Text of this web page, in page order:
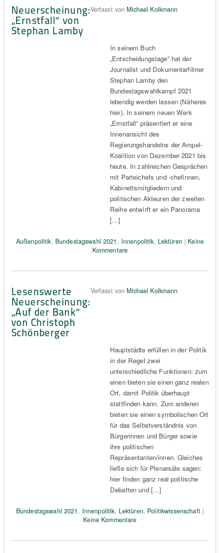
Neuerscheinung:
„Ernstfall“ von
Stephan Lamby
Verfasst von Michael Kolkmann
In seinem Buch
„Entscheidungstage“ hat der
Journalist und Dokumentarfilmer
Stephan Lamby den
Bundestagswahlkampf 2021
lebendig werden lassen (Näheres
hier). In seinem neuen Werk
„Ernstfall“ präsentiert er eine
Innenansicht des
Regierungshandelns der Ampel-
Koalition von Dezember 2021 bis
heute. In zahlreichen Gesprächen
mit Parteichefs und -chefinnen,
Kabinettsmitgliedern und
politischen Akteuren der zweiten
Reihe entwirft er ein Panorama
[…]
Außenpolitik, Bundestagswahl 2021 , Innenpolitik, Lektüren| Keine
Kommentare
Lesenswerte
Neuerscheinung:
„Auf der Bank“
von Christoph
Schönberger
Verfasst von Michael Kolkmann
Hauptstädte erfüllen in der Politik
in der Regel zwei
unterschiedliche Funktionen: zum
einen bieten sie einen ganz realen
Ort, damit Politik überhaupt
stattfinden kann. Zum anderen
bieten sie einen symbolischen Ort
für das Selbstverständnis von
Bürgerinnen und Bürger sowie
ihre politischen
Repräsentanten/innen. Gleiches
ließe sich für Plenarsäle sagen:
hier finden ganz real politische
Debatten und […]
Bundestagswahl 2021 , Innenpolitik, Lektüren, Politikwissenschaft|
Keine Kommentare